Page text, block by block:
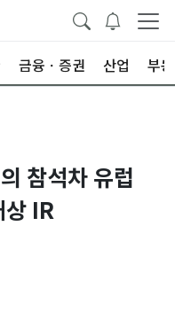
금융ㆍ증권 산업 부
참석차 유럽
IR